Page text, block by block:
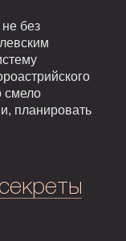
без
смело
планировать